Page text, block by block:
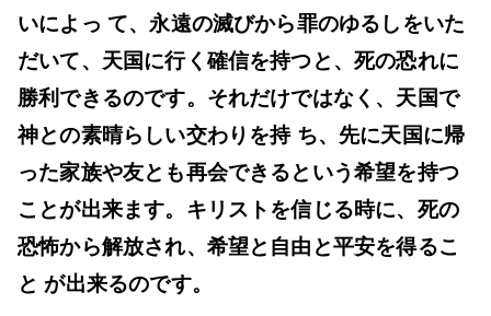
が
怖
く
な
い?
へ
の
いによっ て、永遠の滅びから罪のゆるしをいた
だいて、天国に行く確信を持つと、死の恐れに
勝利できるのです。それだけではなく、天国で
神との素晴らしい交わりを持 ち、先に天国に帰
った家族や友とも再会できるという希望を持つ
ことが出来ます。キリストを信じる時に、死の
恐怖から解放され、希望と自由と平安を得るこ
と が出来るのです。